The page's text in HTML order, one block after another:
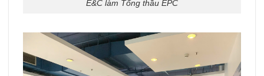
E&C làm Tổng thầu EPC